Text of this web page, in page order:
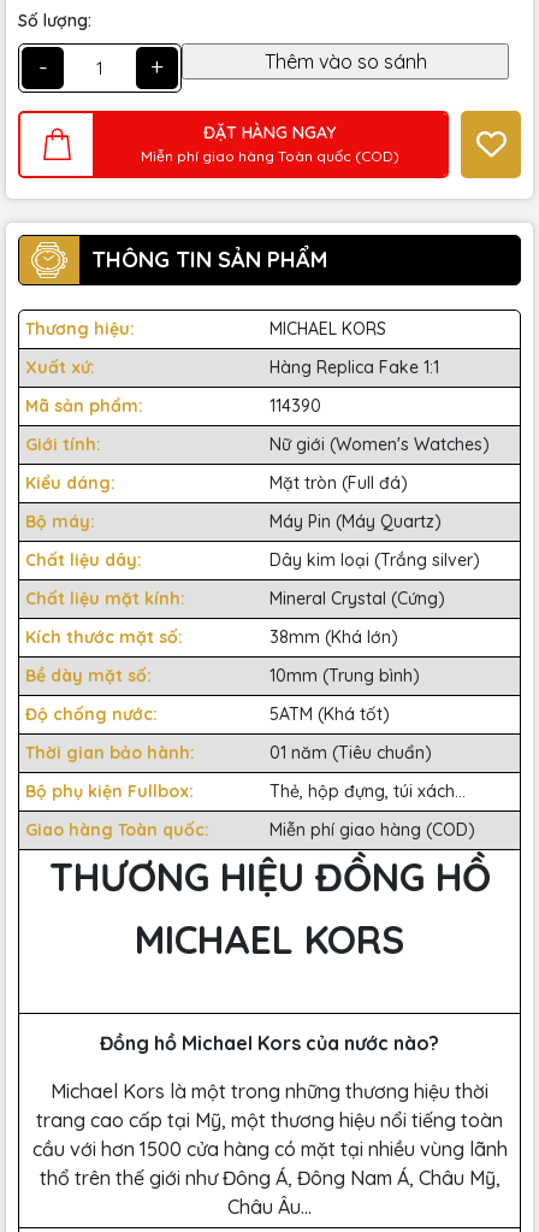
Số lượng:
- +
ĐẶT HÀNG NGAY
Miễn phí giao hàng Toàn quốc (COD)
THÔNG TIN SẢN PHẨM
Thương hiệu:
MICHAEL KORS
Xuất xứ:
Hàng Replica Fake 1:1
Mã sản phẩm:
114390
Giới tính:
Nữ giới (Women's Watches)
Kiểu dáng:
Mặt tròn (Full đá)
Bộ máy:
Máy Pin (Máy Quartz)
Chất liệu dây:
Dây kim loại (Trắng silver)
Chất liệu mặt kính:
Mineral Crystal (Cứng)
Kích thước mặt số:
38mm (Khá lớn)
Bề dày mặt số:
10mm (Trung bình)
Độ chống nước:
5ATM (Khá tốt)
Thời gian bảo hành:
01 năm (Tiêu chuẩn)
Bộ phụ kiện Fullbox:
Thẻ, hộp đựng, túi xách...
Giao hàng Toàn quốc:
Miễn phí giao hàng (COD)
THƯƠNG HIỆU ĐỒNG HỒ
MICHAEL KORS
Đồng hồ Michael Kors của nước nào?
Michael Kors là một trong những thương hiệu thời
trang cao cấp tại Mỹ, một thương hiệu nổi tiếng toàn
cầu với hơn 1500 cửa hàng có mặt tại nhiều vùng lãnh
thổ trên thế giới như Đông Á, Đông Nam Á, Châu Mỹ,
Châu Âu…